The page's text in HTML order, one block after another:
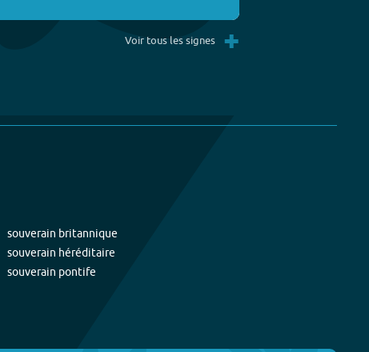
Voir tous les signes +
souverain britannique
souverain héréditaire
souverain pontife